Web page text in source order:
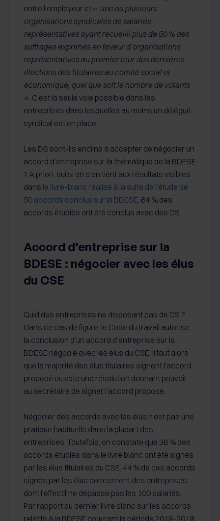
entre l’employeur et « une ou plusieurs
organisations syndicales de salariés
représentatives ayant recueilli plus de 50 % des
suffrages exprimés en faveur d’organisations
représentatives au premier tour des dernières
élections des titulaires au comité social et
économique, quel que soit le nombre de votants
». C’est la seule voie possible dans les
entreprises dans lesquelles au moins un délégué
syndical est en place.
Les DS sont-ils enclins à accepter de négocier un
accord d’entreprise sur la thématique de la BDESE
? A priori, oui si on s’en tient aux résultats visibles
dans le livre-blanc réalisé à la suite de l’étude de
50 accords conclus sur la BDESE. 64 % des
accords étudiés ont été conclus avec des DS.
Accord d’entreprise sur la
BDESE : négocier avec les élus
du CSE
Quid des entreprises ne disposant pas de DS ?
Dans ce cas de figure, le Code du travail autorise
la conclusion d’un accord d’entreprise sur la
BDESE négocié avec les élus du CSE. Il faut alors
que la majorité des élus titulaires signent l’accord
proposé ou vote une résolution donnant pouvoir
au secrétaire de signer l’accord proposé.
Négocier des accords avec les élus n’est pas une
pratique habituelle dans la plupart des
entreprises. Toutefois, on constate que 36 % des
accords étudiés dans le livre blanc ont été signés
par les élus titulaires du CSE. 44 % de ces accords
signés par les élus concernent des entreprises
dont l’effectif ne dépasse pas les 100 salariés.
Par rapport au dernier livre blanc sur les accords
relatifs à la BDESE couvrant la période 2018-2019,